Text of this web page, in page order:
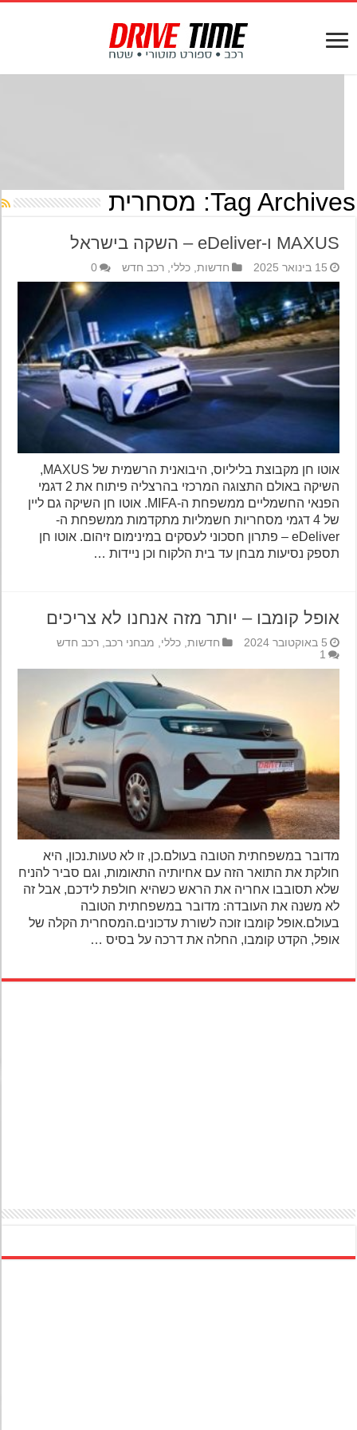
Tag מסחרית
MAXUS ו-eDeliver – השקה בישראל
15 בינואר 2025 חדשות,כללי,רכב חדש 0
אוטו חן מקבוצת בליליוס, היבואנית הרשמית של MAXUS,
השיקה באולם התצוגה המרכזי בהרצליה פיתוח את 2 דגמי
הפנאי החשמליים ממשפחת ה-MIFA. אוטו חן השיקה גם ליין
של 4 דגמי מסחריות חשמליות מתקדמות ממשפחת ה-
eDeliver – פתרון חסכוני לעסקים במינימום זיהום. אוטו חן
תספק נסיעות מבחן עד בית הלקוח וכן ניידות …
אופל קומבו – יותר מזה אנחנו לא צריכים
5 באוקטובר 2024 חדשות,כללי,מבחני רכב,רכב חדש
1
מדובר במשפחתית הטובה בעולם.כן, זו לא טעות.נכון, היא
חולקת את התואר הזה עם אחיותיה התאומות, וגם סביר להניח
שלא תסובבו אחריה את הראש כשהיא חולפת לידכם, אבל זה
לא משנה את העובדה: מדובר במשפחתית הטובה
בעולם.אופל קומבו זוכה לשורת עדכונים.המסחרית הקלה של
אופל, הקדט קומבו, החלה את דרכה על בסיס …